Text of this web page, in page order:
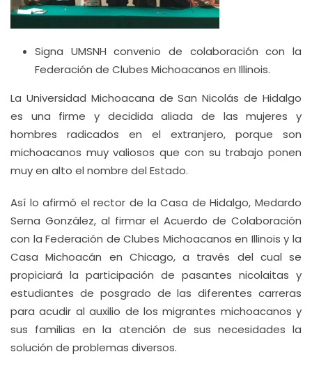
Signa UMSNH convenio de colaboración con la
Federación de Clubes Michoacanos en Illinois.
La Universidad Michoacana de San Nicolás de Hidalgo
es una firme y decidida aliada de las mujeres y
hombres radicados en el extranjero, porque son
michoacanos muy valiosos que con su trabajo ponen
muy en alto el nombre del Estado.
Así lo afirmó el rector de la Casa de Hidalgo, Medardo
Serna González, al firmar el Acuerdo de Colaboración
con la Federación de Clubes Michoacanos en Illinois y la
Casa Michoacán en Chicago, a través del cual se
propiciará la participación de pasantes nicolaitas y
estudiantes de posgrado de las diferentes carreras
para acudir al auxilio de los migrantes michoacanos y
sus familias en la atención de sus necesidades la
solución de problemas diversos.